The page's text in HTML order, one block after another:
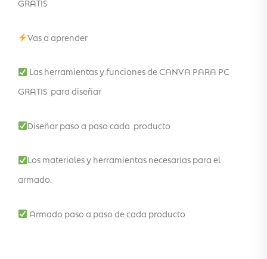
GRATIS
Vas a aprender
Las herramientas y funciones de CANVA PARA PC
GRATIS para diseñar
Diseñar paso a paso cada producto
Los materiales y herramientas necesarias para el
armado.
Armado paso a paso de cada producto